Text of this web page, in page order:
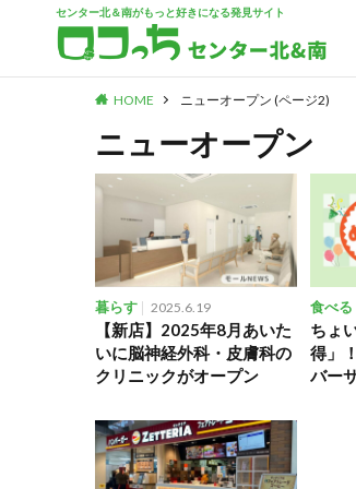
センター北＆南がもっと好きになる発見サイト
HOME ニューオープン (ページ2)
ニューオープン
暮らす 2025.6.19
【新店】2025年8月あいた
いに脳神経外科・皮膚科の
クリニックがオープン
食べる
ちょ
得」
バー